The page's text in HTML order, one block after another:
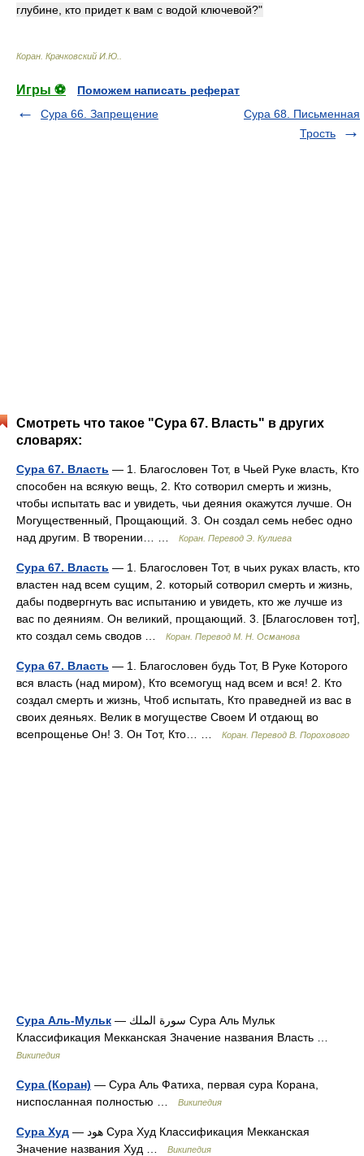
глубине, кто придет к вам с водой ключевой?"
Коран Крачковский И.Ю.
Игры ⚽
Поможем написать реферат
Сура 66. Запрещение
Сура 68. Письменная
Трость
Смотреть что такое "Сура 67. Власть" в других
словарях:
Сура 67. Власть — 1. Благословен Тот, в Чьей Руке власть, Кто
способен на всякую вещь, 2. Кто сотворил смерть и жизнь,
чтобы испытать вас и увидеть, чьи деяния окажутся лучше. Он
Могущественный, Прощающий. 3. Он создал семь небес одно
над другим. В творении… …
Коран. Перевод Э. Кулиева
Сура 67. Власть — 1. Благословен Тот, в чьих руках власть, кто
властен над всем сущим, 2. который сотворил смерть и жизнь,
дабы подвергнуть вас испытанию и увидеть, кто же лучше из
вас по деяниям. Он великий, прощающий. 3. [Благословен тот],
кто создал семь сводов …
Коран. Перевод М. Н. Османова
Сура 67. Власть — 1. Благословен будь Тот, В Руке Которого
вся власть (над миром), Кто всемогущ над всем и вся! 2. Кто
создал смерть и жизнь, Чтоб испытать, Кто праведней из вас в
своих деяньях. Велик в могуществе Своем И отдающ во
всепрощенье Он! 3. Он Тот, Кто… …
Коран. Перевод В. Порохового
Сура Аль-Мульк — سورة الملك Сура Аль Мульк
Классификация Мекканская Значение названия Власть …
Википедия
Сура (Коран) — Сура Аль Фатиха, первая сура Корана,
ниспосланная полностью …
Википедия
Сура Худ — هود Сура Худ Классификация Мекканская
Значение названия Худ …
Википедия